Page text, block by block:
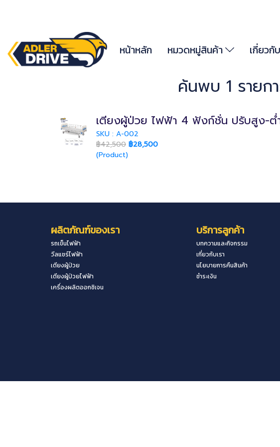
หน้าหลัก หมวดหมู่สินค้า เกี่ยวกั
ค้นพบ 1 รายก
เตียงผู้ป่วย ไฟฟ้า 4 ฟังก์ชั่น ปรับสูง-ต่
SKU : A-002
฿42,500 ฿28,500
(Product)
ผลิตภัณฑ์ของเรา
รถเข็นไฟฟ้า
วีลแชร์ไฟฟ้า
เตียงผู้ป่วย
เตียงผู้ป่วยไฟฟ้า
เครื่องผลิตออกซิเจน
บริการลูกค้า
บทความและกิจกรรม
เกี่ยวกับเรา
นโยบายการคืนสินค้า
ชำระเงิน